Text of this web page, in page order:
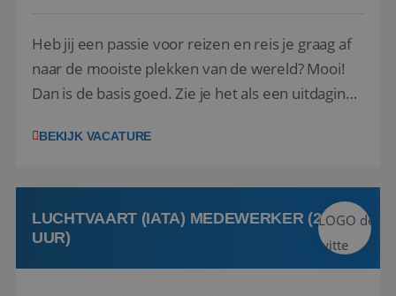
Heb jij een passie voor reizen en reis je graag af
naar de mooiste plekken van de wereld? Mooi!
Dan is de basis goed. Zie je het als een uitdaging
het samenstellen en boeken van de perfecte
deze onderdelen zijn nu samen gevoegd...
BEKIJK VACATURE
LUCHTVAART (IATA) MEDEWERKER (24-32
UUR)